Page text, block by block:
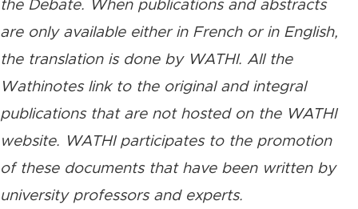
the Debate. When publications and abstracts
are only available either in French or in English,
the translation is done by WATHI. All the
Wathinotes link to the original and integral
publications that are not hosted on the WATHI
website. WATHI participates to the promotion
of these documents that have been written by
university professors and experts.